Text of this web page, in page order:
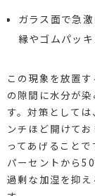
ガラス面で急
縁やゴムパッ
この現象を放置
の隙間に水分が
す。対策として
ンチほど開けて
ってあげること
パーセントから
過剰な加湿を抑